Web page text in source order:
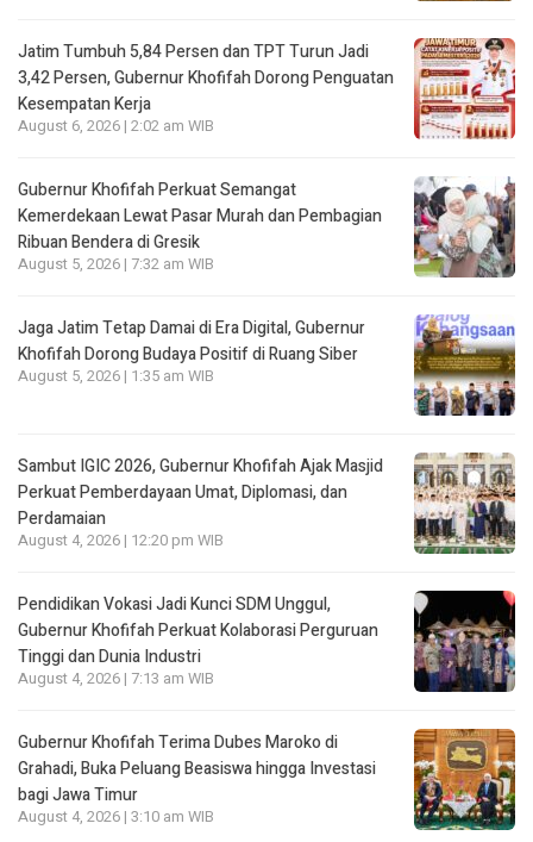
Jatim Tumbuh 5,84 Persen dan TPT Turun Jadi
3,42 Persen, Gubernur Khofifah Dorong Penguatan
Kesempatan Kerja
August 6, 2026 | 2:02 am WIB
Gubernur Khofifah Perkuat Semangat
Kemerdekaan Lewat Pasar Murah dan Pembagian
Ribuan Bendera di Gresik
August 5, 2026 | 7:32 am WIB
Jaga Jatim Tetap Damai di Era Digital, Gubernur
Khofifah Dorong Budaya Positif di Ruang Siber
August 5, 2026 | 1:35 am WIB
Sambut IGIC 2026, Gubernur Khofifah Ajak Masjid
Perkuat Pemberdayaan Umat, Diplomasi, dan
Perdamaian
August 4, 2026 | 12:20 pm WIB
Pendidikan Vokasi Jadi Kunci SDM Unggul,
Gubernur Khofifah Perkuat Kolaborasi Perguruan
Tinggi dan Dunia Industri
August 4, 2026 | 7:13 am WIB
Gubernur Khofifah Terima Dubes Maroko di
Grahadi, Buka Peluang Beasiswa hingga Investasi
bagi Jawa Timur
August 4, 2026 | 3:10 am WIB